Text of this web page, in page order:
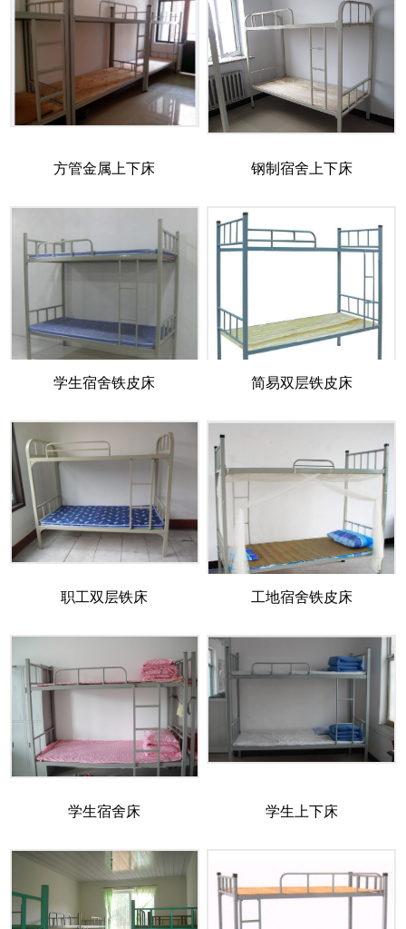
方管金属上下床 钢制宿舍上下床
学生宿舍铁皮床 简易双层铁皮床
职工双层铁床 工地宿舍铁皮床
学生宿舍床 学生上下床